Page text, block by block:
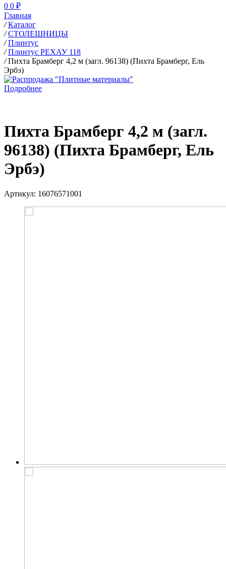
0 0 ₽
Главная
/ Каталог
/ СТОЛЕШНИЦЫ
/ Плинтус
/ Плинтус РЕХАУ 118
/ Пихта Брамберг 4,2 м (загл. 96138) (Пихта Брамберг, Ель
Эрбэ)
Подробнее
Пихта Брамберг 4,2 м (загл.
96138) (Пихта Брамберг, Ель
Эрбэ)
Артикул: 16076571001